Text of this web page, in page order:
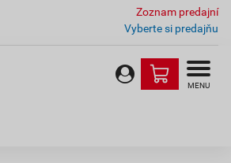
Zoznam predajní
Vyberte si predajňu
MENU